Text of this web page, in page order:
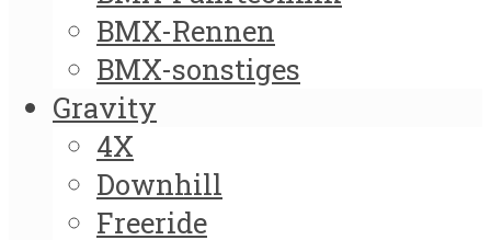
BMX-Rennen
BMX-sonstiges
Gravity
4X
Downhill
Freeride